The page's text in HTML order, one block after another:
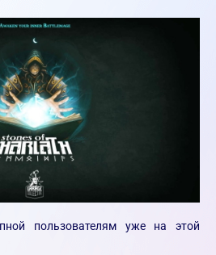
пользователям уже на этой